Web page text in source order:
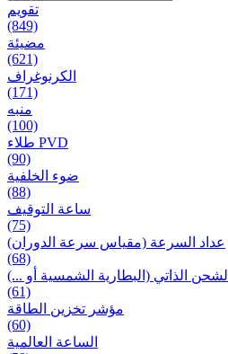
تقويم
(849)
مضيئة
(621)
الكرنوغراف
(171)
منبه
(100)
طلاء PVD
(90)
ضوء الخلفية
(88)
ساعة التوقيف
(75)
عداد السرعة (مقياس سرعة الدوران)
(68)
الشحن الذاتي (البطارية الشمسية أو ...)
(61)
مؤشر تخزين الطاقة
(60)
الساعة العالمية